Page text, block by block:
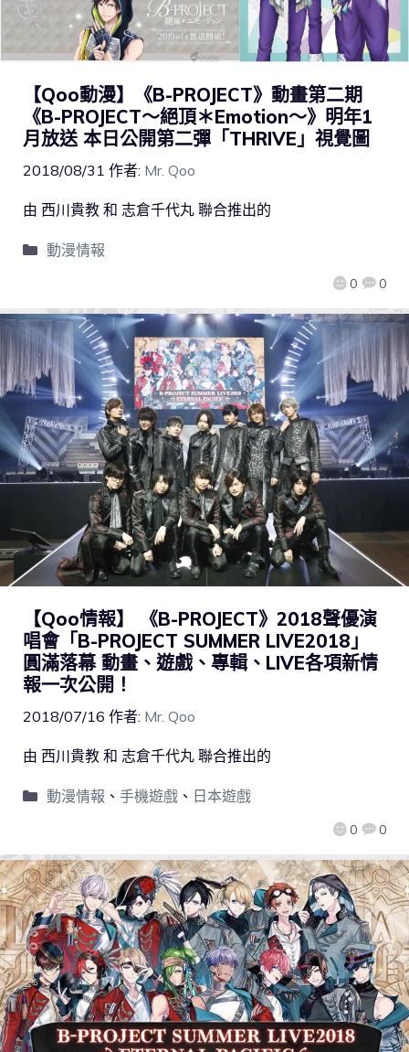
【Qoo動漫】《B-PROJECT》動畫第二期
《B-PROJECT～絕頂＊Emotion～》明年1
月放送 本日公開第二彈「THRIVE」視覺圖
2018/08/31 作者: Mr. Qoo
0 0
由 西川貴教 和 志倉千代丸 聯合推出的
動漫情報
【Qoo情報】 《B-PROJECT》2018聲優演
唱會「B-PROJECT SUMMER LIVE2018」
圓滿落幕 動畫、遊戲、專輯、LIVE各項新情
報一次公開！
2018/07/16 作者: Mr. Qoo
0 0
由 西川貴教 和 志倉千代丸 聯合推出的
動漫情報 、 手機遊戲、 日本遊戲